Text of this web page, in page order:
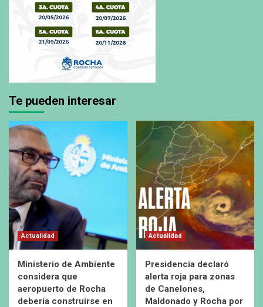
Te pueden interesar
Actualidad
Ministerio de Ambiente
considera que
aeropuerto de Rocha
debería construirse en
Actualidad
Presidencia declaró
alerta roja para zonas
de Canelones,
Maldonado y Rocha por